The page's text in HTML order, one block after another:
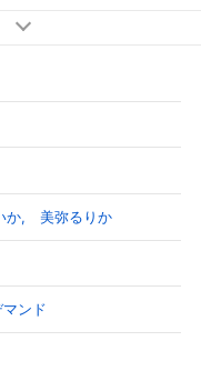
by Sylvester Levay
Wienzeile 6,
www.vbw-
か 美弥るりか
ンド